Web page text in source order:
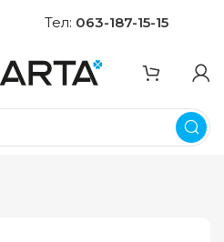
Тел: 063-187-15-15